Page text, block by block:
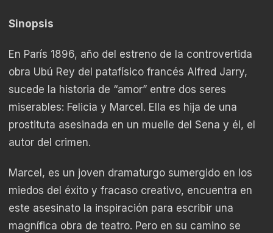
Sinopsis
En París 1896, año del estreno de la controvertida
obra Ubú Rey del patafísico francés Alfred Jarry,
sucede la historia de “amor” entre dos seres
miserables: Felicia y Marcel. Ella es hija de una
prostituta asesinada en un muelle del Sena y él, el
autor del crimen.
Marcel, es un joven dramaturgo sumergido en los
miedos del éxito y fracaso creativo, encuentra en
este asesinato la inspiración para escribir una
magnífica obra de teatro. Pero en su camino se